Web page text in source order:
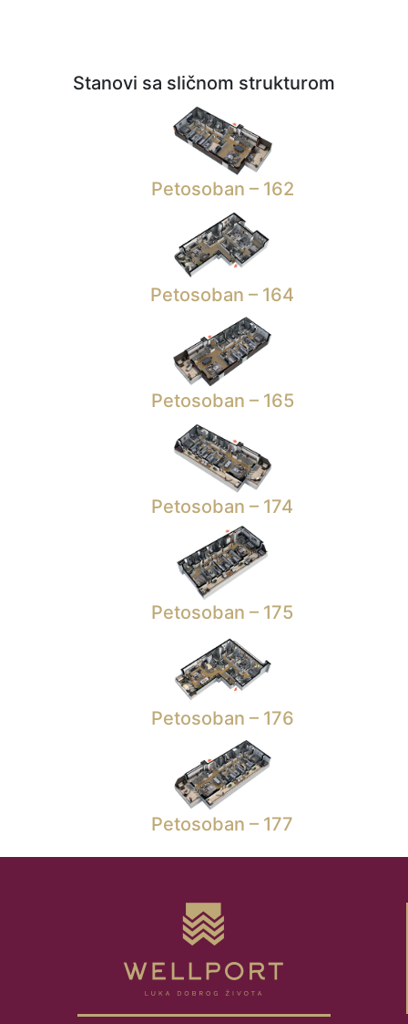
Stanovi sa sličnom strukturom
Petosoban – 162
Petosoban – 164
Petosoban – 165
Petosoban – 174
Petosoban – 175
Petosoban – 176
Petosoban – 177